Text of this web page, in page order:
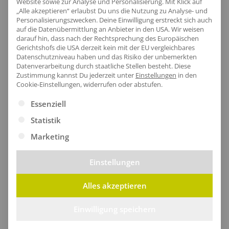
Lübeck lohnt sich für Dein Unternehmen
Ob Kultur, Natur oder Wirtschaft, Lübeck hat alles zu
bieten. Neben den Massen an Touristen, die Lübeck
anzieht, sind hier auch Unternehmen und
Arbeitnehmende in großer Zahl zu finden. In dieser
„Alle akzeptieren“ erlaubst Du uns die Nutzung zu Analyse- und
Personalisierungszwecken. Deine Einwilligung erstreckt sich auch
auf die Datenübermittlung an Anbieter in den USA. Wir weisen
darauf hin, dass nach der Rechtsprechung des Europäischen
Gerichtshofs die USA derzeit kein mit der EU vergleichbares
Datenschutzniveau haben und das Risiko der unbemerkten
Datenverarbeitung durch staatliche Stellen besteht. Diese
Zustimmung kannst Du jederzeit unter Einstellungen in den
Cookie-Einstellungen, widerrufen oder abstufen.
Es folgt eine Liste der Service-Gruppen, für die eine
Essenziell
Statistik
Marketing
Einstellungen
Alles akzeptieren